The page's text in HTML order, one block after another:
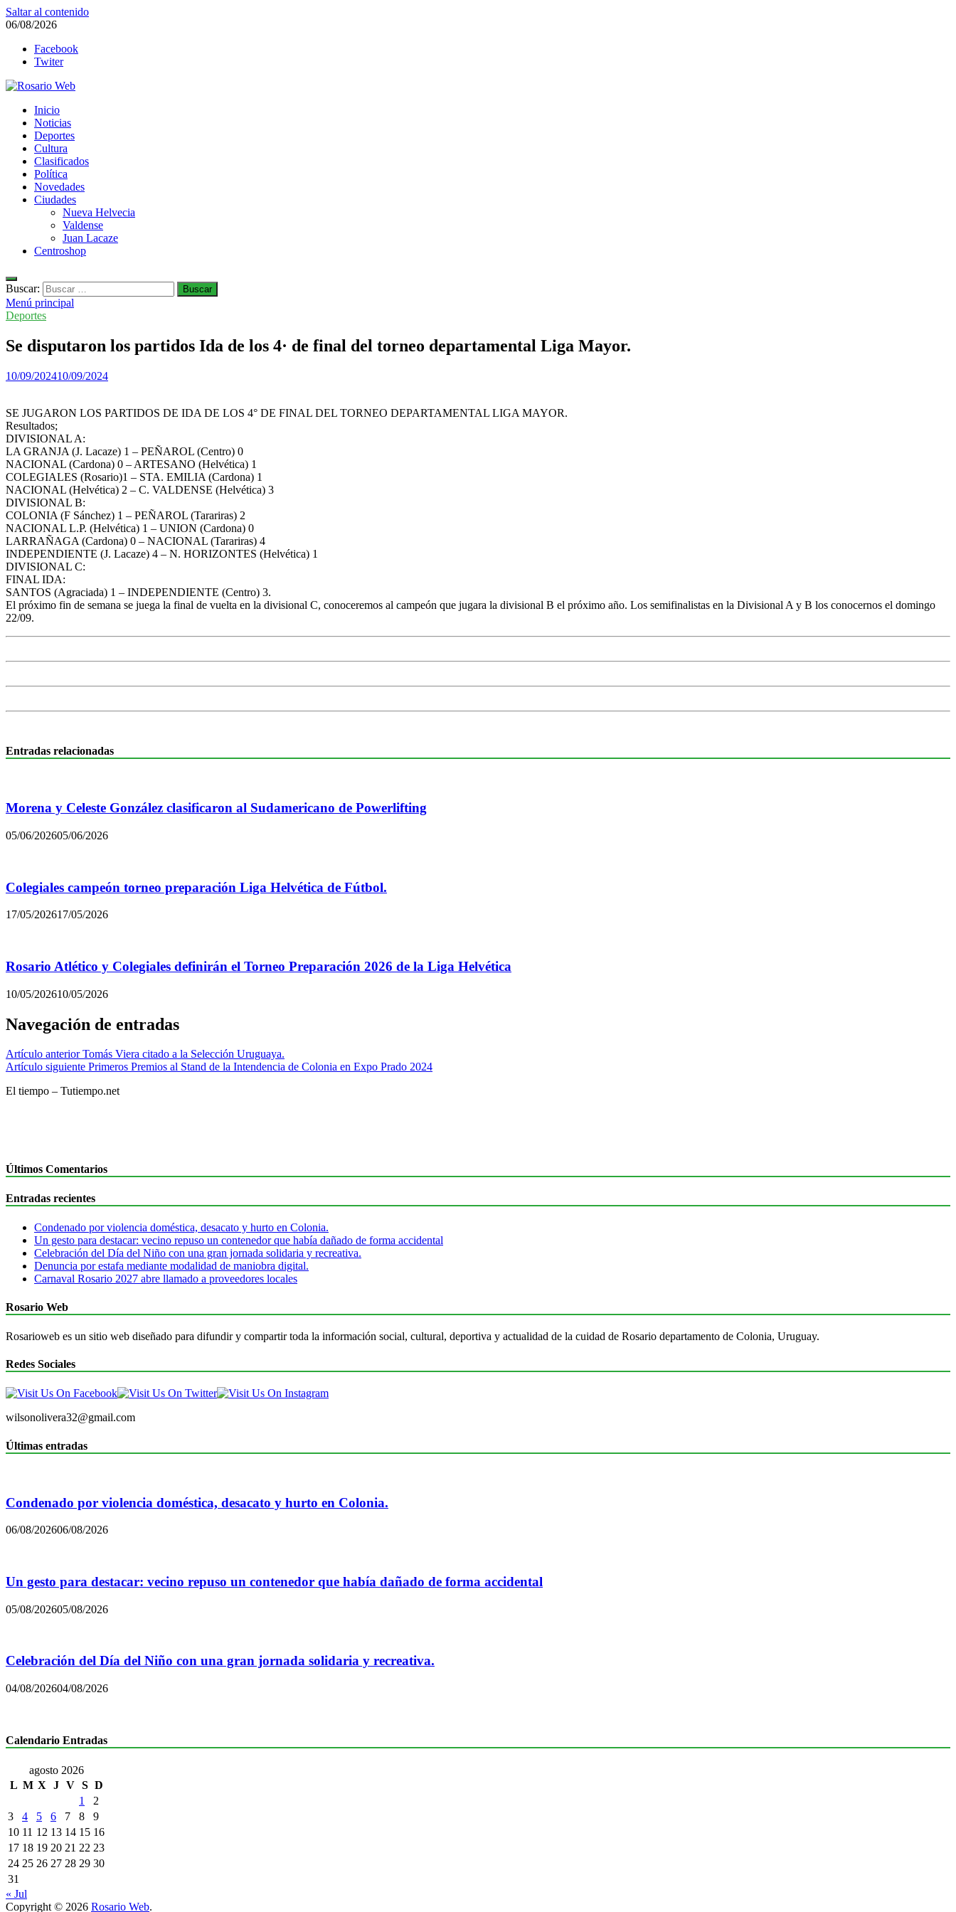
Saltar al contenido
06/08/2026
Facebook
Twiter
Rosario Web
Todas la noticias de Rosario y la zona
Inicio
Noticias
Deportes
Cultura
Clasificados
Política
Novedades
Ciudades
Nueva Helvecia
Valdense
Juan Lacaze
Centroshop
Buscar:
Menú principal
Deportes
Se disputaron los partidos Ida de los 4· de final del torneo departamental Liga Mayor.
10/09/202410/09/2024
SE JUGARON LOS PARTIDOS DE IDA DE LOS 4° DE FINAL DEL TORNEO DEPARTAMENTAL LIGA MAYOR.
Resultados;
DIVISIONAL A:
LA GRANJA (J. Lacaze) 1 – PEÑAROL (Centro) 0
NACIONAL (Cardona) 0 – ARTESANO (Helvética) 1
COLEGIALES (Rosario)1 – STA. EMILIA (Cardona) 1
NACIONAL (Helvética) 2 – C. VALDENSE (Helvética) 3
DIVISIONAL B:
COLONIA (F Sánchez) 1 – PEÑAROL (Tarariras) 2
NACIONAL L.P. (Helvética) 1 – UNION (Cardona) 0
LARRAÑAGA (Cardona) 0 – NACIONAL (Tarariras) 4
INDEPENDIENTE (J. Lacaze) 4 – N. HORIZONTES (Helvética) 1
DIVISIONAL C:
FINAL IDA:
SANTOS (Agraciada) 1 – INDEPENDIENTE (Centro) 3.
El próximo fin de semana se juega la final de vuelta en la divisional C, conoceremos al campeón que jugara la divisional B el próximo año. Los semifinalistas en la Divisional A y B los conocernos el domingo
22/09.
Entradas relacionadas
Morena y Celeste González clasificaron al Sudamericano de Powerlifting
05/06/202605/06/2026
Colegiales campeón torneo preparación Liga Helvética de Fútbol.
17/05/202617/05/2026
Rosario Atlético y Colegiales definirán el Torneo Preparación 2026 de la Liga Helvética
10/05/202610/05/2026
Navegación de entradas
Artículo anterior Tomás Viera citado a la Selección Uruguaya.
Artículo siguiente Primeros Premios al Stand de la Intendencia de Colonia en Expo Prado 2024
El tiempo – Tutiempo.net
Últimos Comentarios
Entradas recientes
Condenado por violencia doméstica, desacato y hurto en Colonia.
Un gesto para destacar: vecino repuso un contenedor que había dañado de forma accidental
Celebración del Día del Niño con una gran jornada solidaria y recreativa.
Denuncia por estafa mediante modalidad de maniobra digital.
Carnaval Rosario 2027 abre llamado a proveedores locales
Rosario Web
Rosarioweb es un sitio web diseñado para difundir y compartir toda la información social, cultural, deportiva y actualidad de la cuidad de Rosario departamento de Colonia, Uruguay.
Redes Sociales
wilsonolivera32@gmail.com
Últimas entradas
Condenado por violencia doméstica, desacato y hurto en Colonia.
06/08/202606/08/2026
Un gesto para destacar: vecino repuso un contenedor que había dañado de forma accidental
05/08/202605/08/2026
Celebración del Día del Niño con una gran jornada solidaria y recreativa.
04/08/202604/08/2026
Calendario Entradas
agosto 2026
L M X J V S D
1
2
3
4 5 6 7 8
9
10 11 12 13 14 15 16
17 18 19 20 21 22 23
24 25 26 27 28 29 30
31
« Jul
Copyright © 2026 Rosario Web.